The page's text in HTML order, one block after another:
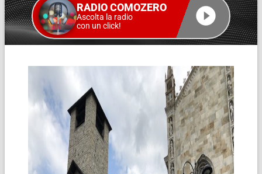
RADIO COMOZERO
Ascolta la radio
con un click!